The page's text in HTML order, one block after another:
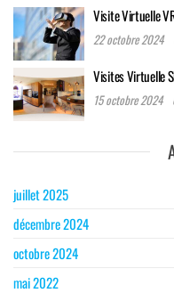
Visite Virtuelle
22 octobre 2024
Visites Virtuelle
15 octobre 2024
juillet 2025
décembre 2024
octobre 2024
mai 2022